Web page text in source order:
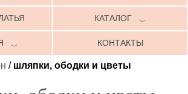
КАТАЛОГ ﹀
﹀ КОНТАКТЫ
/ шляпки, ободки и цветы